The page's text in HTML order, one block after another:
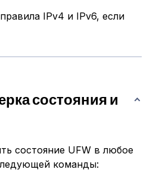
IPv4 и IPv6, если
состояния и
состояние UFW в любое
команды: